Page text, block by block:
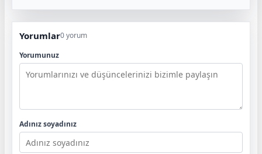
Yorumlar0 yorum
Yorumunuz
Adınız soyadınız